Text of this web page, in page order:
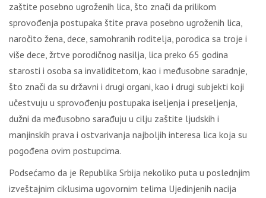
zaštite posebno ugroženih lica, što znači da prilikom
sprovođenja postupaka štite prava posebno ugroženih lica,
naročito žena, dece, samohranih roditelja, porodica sa troje i
više dece, žrtve porodičnog nasilja, lica preko 65 godina
starosti i osoba sa invaliditetom, kao i međusobne saradnje,
što znači da su državni i drugi organi, kao i drugi subjekti koji
učestvuju u sprovođenju postupaka iseljenja i preseljenja,
dužni da međusobno sarađuju u cilju zaštite ljudskih i
manjinskih prava i ostvarivanja najboljih interesa lica koja su
pogođena ovim postupcima.
Podsećamo da je Republika Srbija nekoliko puta u poslednjim
izveštajnim ciklusima ugovornim telima Ujedinjenih nacija